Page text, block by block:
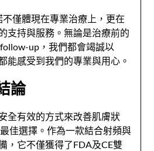
僅體現在專業治療上，更在
支持與服務。無論是治療前的
up，我們都會竭誠以
能感受到我們的專業與用心。
論
全有效的方式來改善肌膚狀
佳選擇。作為一款結合射頻與
，它不僅獲得了FDA及CE雙